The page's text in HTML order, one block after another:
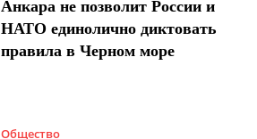
Анкара не позволит России и
НАТО единолично диктовать
правила в Черном море
Общество